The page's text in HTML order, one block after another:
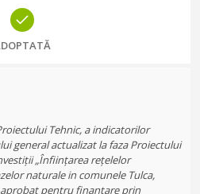
Tehnic, a indicatorilor
general actualizat la faza Proiectului
„Înființarea rețelelor
naturale in comunele Tulca,
aprobat pentru finanțare prin